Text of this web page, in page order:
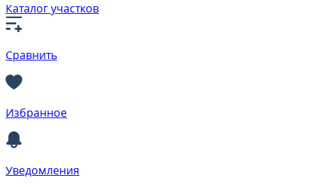
Каталог участков
Сравнить
Избранное
Уведомления